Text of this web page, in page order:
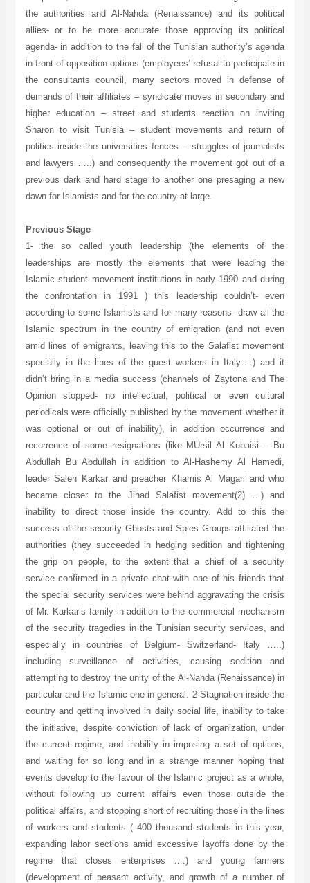
the authorities and Al-Nahda (Renaissance) and its political
allies- or to be more accurate those approving its political
agenda- in addition to the fall of the Tunisian authority’s agenda
in front of opposition options (employees’ refusal to participate in
the consultants council, many sectors moved in defense of
demands of their affiliates – syndicate moves in secondary and
higher education – street and students reaction on inviting
Sharon to visit Tunisia – student movements and return of
politics inside the universities fences – struggles of journalists
and lawyers …..) and consequently the movement got out of a
previous dark and hard stage to another one presaging a new
dawn for Islamists and for the country at large.
Previous Stage
1- the so called youth leadership (the elements of the
leaderships are mostly the elements that were leading the
Islamic student movement institutions in early 1990 and during
the confrontation in 1991 ) this leadership couldn’t- even
according to some Islamists and for many reasons- draw all the
Islamic spectrum in the country of emigration (and not even
amid lines of emigrants, leaving this to the Salafist movement
specially in the lines of the guest workers in Italy….) and it
didn’t bring in a media success (channels of Zaytona and The
Opinion stopped- no intellectual, political or even cultural
periodicals were officially published by the movement whether it
was optional or out of inability), in addition occurrence and
recurrence of some resignations (like MUrsil Al Kubaisi – Bu
Abdullah Bu Abdullah in addition to Al-Hashemy Al Hamedi,
leader Saleh Karkar and preacher Khamis Al Magari and who
became closer to the Jihad Salafist movement(2) …) and
inability to direct those inside the country. Add to this the
success of the security Ghosts and Spies Groups affiliated the
authorities (they succeeded in hedging sedition and tightening
the grip on people, to the extent that a chief of a security
service confirmed in a private chat with one of his friends that
the special security services were behind aggravating the crisis
of Mr. Karkar’s family in addition to the commercial mechanism
of the security tragedies in the Tunisian security services, and
especially in countries of Belgium- Switzerland- Italy …..)
including surveillance of activities, causing sedition and
attempting to destroy the unity of the Al-Nahda (Renaissance) in
particular and the Islamic one in general. 2-Stagnation inside the
country and getting involved in daily social life, inability to take
the initiative, despite conviction of lack of organization, under
the current regime, and inability in imposing a set of options,
and waiting for so long and in a strange manner hoping that
events develop to the favour of the Islamic project as a whole,
without following up current affairs even those outside the
political affairs, and stopping short of recruiting those in the lines
of workers and students ( 400 thousand students in this year,
expanding labor sections amid excessive layoffs done by the
regime that closes enterprises ….) and young farmers
(development of peasant activity, and growth of a number of